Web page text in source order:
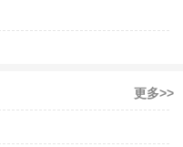
更多>>